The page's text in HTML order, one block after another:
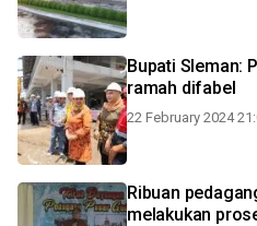
Bupati Sleman:
ramah difabel
22 February 2024
Ribuan
melakukan